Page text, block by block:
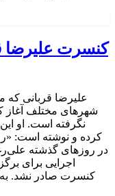
کنسرت علیرضا
علیرضا قربانی
شهرهای مختلف آغاز
نگرفته است. او
کرده و نوشته است:
در روزهای گذشته
اجرایی برای
کنسرت صادر نشد.